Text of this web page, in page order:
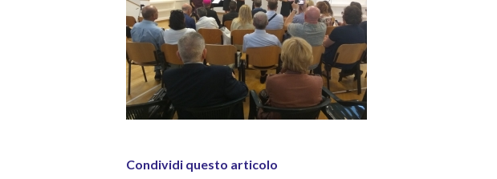
Condividi questo articolo